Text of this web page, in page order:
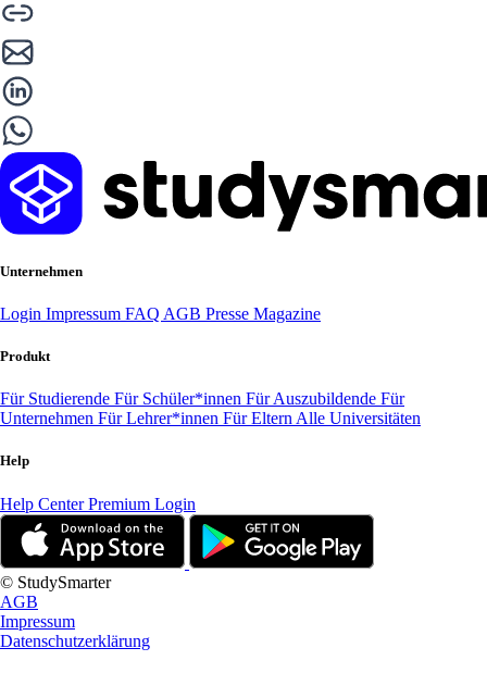
Unternehmen
Login Impressum FAQ AGB Presse Magazine
Produkt
Für Studierende Für Schüler*innen Für Auszubildende Für
Unternehmen Für Lehrer*innen Für Eltern Alle Universitäten
Help
Help CenterPremium Login
© StudySmarter
AGB
Impressum
Datenschutzerklärung